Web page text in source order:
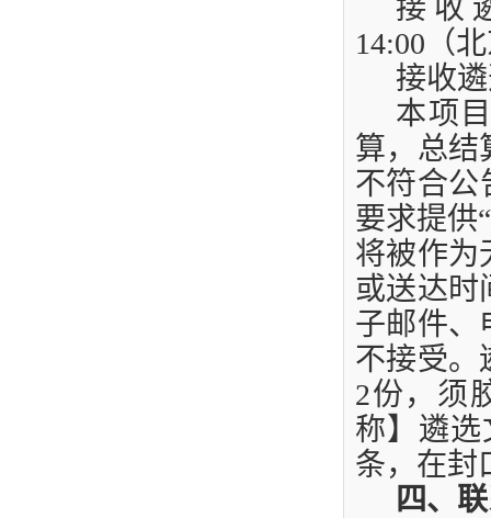
接收
14:00 （
接收
本项
算，总结
不符合公
要求提供
将被作为
或送达时
子邮件、
不接受。
2份，须
称】遴
条，在封
四、